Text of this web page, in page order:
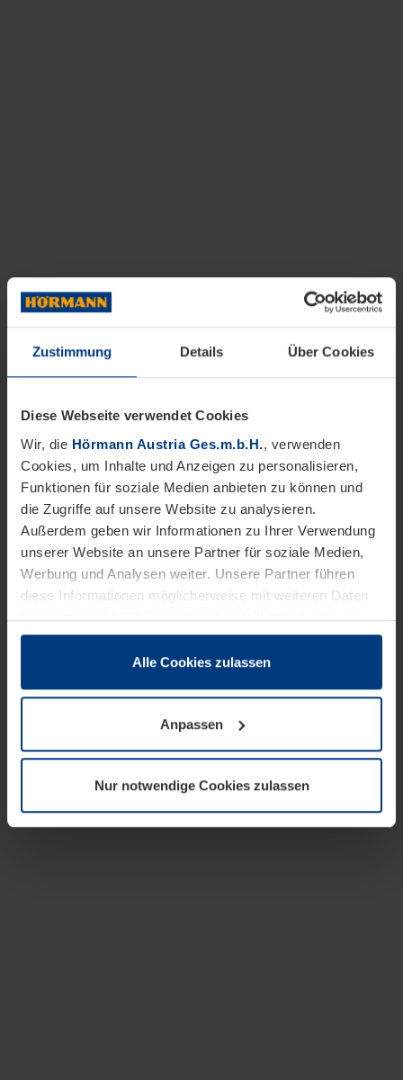
Zustimmung Details Über Cookies
Diese Webseite verwendet Cookies
Wir, die Hörmann Austria Ges.m.b.H., verwenden
Cookies, um Inhalte und Anzeigen zu personalisieren,
Funktionen für soziale Medien anbieten zu können und
die Zugriffe auf unsere Website zu analysieren.
Außerdem geben wir Informationen zu Ihrer Verwendung
unserer Website an unsere Partner für soziale Medien,
Werbung und Analysen weiter. Unsere Partner führen
diese Informationen möglicherweise mit weiteren Daten
zusammen, die Sie ihnen bereitgestellt haben oder die
sie im Rahmen Ihrer Nutzung der Dienste gesammelt
wenn diese für den Betrieb dieser Seite unbedingt
notwendig sind. Für alle anderen Cookie-Typen benötigen
wir Ihre Erlaubnis. Ihre Einwilligung können Sie jederzeit
Datenschutzerklärungunserer Website ändern oder
widerrufen.
Alle Cookies zulassen
Anpassen
Nur notwendige Cookies zulassen